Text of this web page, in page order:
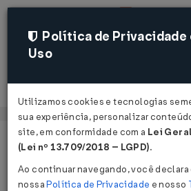
Página Inicial
Notícias
competência fevereiro/2011...
Política de Privacidade
Uso
Utilizamos cookies e tecnologias
sua experiência, personalizar
site, em conformidade com a Lei
(Lei nº 13.709/2018 – LGPD).
Ao continuar navegando, você
nossaPolítica de Privacidade e nosso